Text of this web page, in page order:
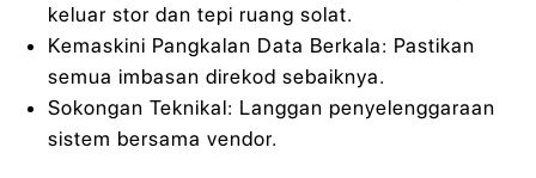
keluar stor dan tepi ruang solat.
Kemaskini Pangkalan Data Berkala: Pastikan
semua imbasan direkod sebaiknya.
Sokongan Teknikal: Langgan penyelenggaraan
sistem bersama vendor.